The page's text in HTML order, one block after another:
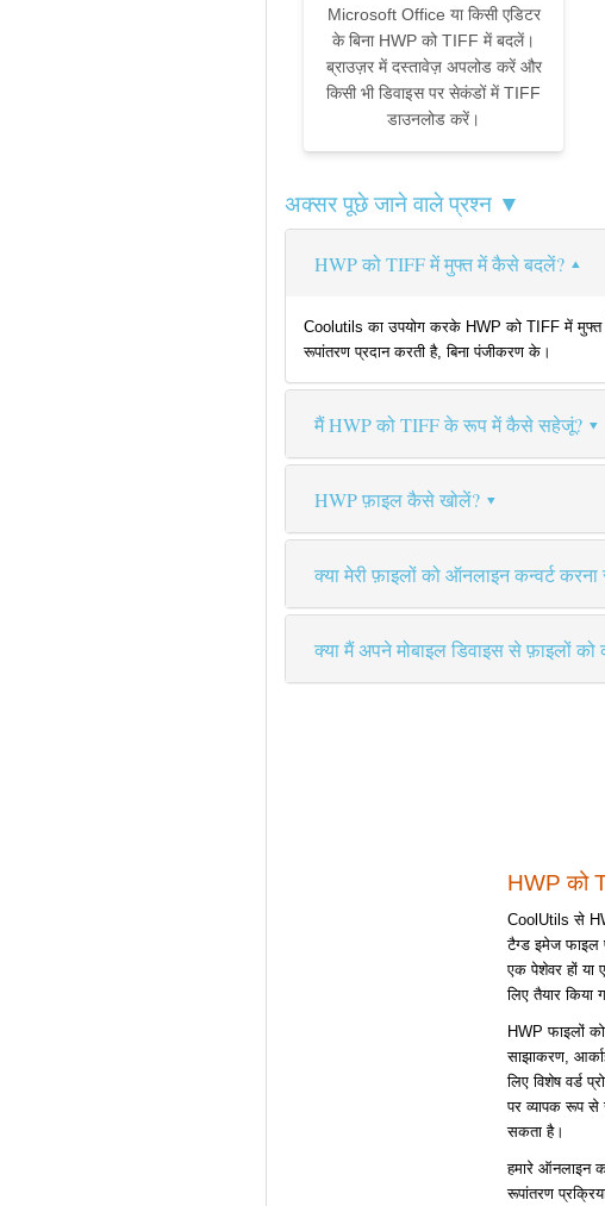
Microsoft Office या किसी एडिटर
के बिना HWP को TIFF में बदलें।
ब्राउज़र में दस्तावेज़ अपलोड करें और
किसी भी डिवाइस पर सेकंडों में TIFF
डाउनलोड करें।
अक्सर पूछे जाने वाले प्रश्न ▼
HWP को TIFF में मुफ्त में कैसे बदलें?
Coolutils का उपयोग करके HWP को TIFF में मुफ्त
रूपांतरण प्रदान करती है, बिना पंजीकरण के।
मैं HWP को TIFF के रूप में कैसे सहेजूं?
HWP फ़ाइल कैसे खोलें?
क्या मेरी फ़ाइलों को ऑनलाइन कन्वर्ट करना
क्या मैं अपने मोबाइल डिवाइस से फ़ाइलों
HWP को
CoolUtils से
टैग्ड इमेज फाइल
एक पेशेवर हों या
लिए तैयार किया
HWP फाइलों
साझाकरण,
लिए विशेष वर्ड
पर व्यापक रूप से
सकता है।
हमारे ऑनलाइन
रूपांतरण